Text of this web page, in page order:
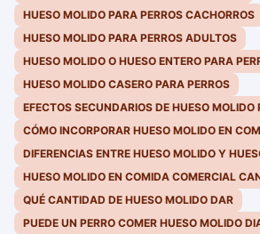
HUESO MOLIDO PARA PERROS CACHORROS
HUESO MOLIDO PARA PERROS ADULTOS
HUESO MOLIDO O HUESO ENTERO PARA
HUESO MOLIDO CASERO PARA PERROS
EFECTOS SECUNDARIOS DE HUESO MOLIDO
CÓMO INCORPORAR HUESO MOLIDO EN
DIFERENCIAS ENTRE HUESO MOLIDO Y
HUESO MOLIDO EN COMIDA COMERCIAL
QUÉ CANTIDAD DE HUESO MOLIDO DAR
PUEDE UN PERRO COMER HUESO MOLIDO